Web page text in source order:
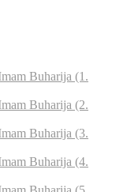
Buharija (1.
Buharija (2.
Buharija (3.
Buharija (4.